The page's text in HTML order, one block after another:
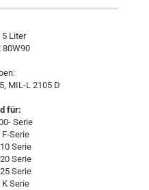
5 Liter
MIL-L 2105 D
für:
Serie
Serie
Serie
Serie
Serie
Serie